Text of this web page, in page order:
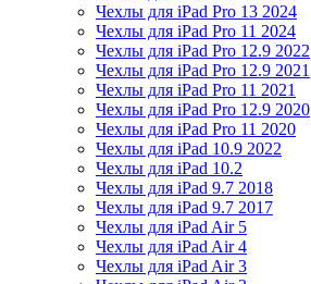
Чехлы для iPad Pro 13 2024
Чехлы для iPad Pro 11 2024
Чехлы для iPad Pro 12.9 2022
Чехлы для iPad Pro 12.9 2021
Чехлы для iPad Pro 11 2021
Чехлы для iPad Pro 12.9 2020
Чехлы для iPad Pro 11 2020
Чехлы для iPad 10.9 2022
Чехлы для iPad 10.2
Чехлы для iPad 9.7 2018
Чехлы для iPad 9.7 2017
Чехлы для iPad Air 5
Чехлы для iPad Air 4
Чехлы для iPad Air 3